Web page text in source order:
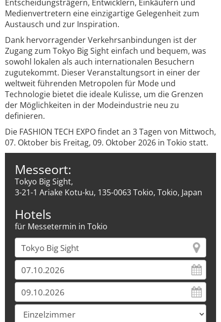
Entscheidungsträgern, Entwicklern, Einkäufern und
Medienvertretern eine einzigartige Gelegenheit zum
Austausch und zur Inspiration.
Dank hervorragender Verkehrsanbindungen ist der
Zugang zum Tokyo Big Sight einfach und bequem, was
sowohl lokalen als auch internationalen Besuchern
zugutekommt. Dieser Veranstaltungsort in einer der
weltweit führenden Metropolen für Mode und
Technologie bietet die ideale Kulisse, um die Grenzen
der Möglichkeiten in der Modeindustrie neu zu
definieren.
Die FASHION TECH EXPO findet an 3 Tagen von Mittwoch,
07. Oktober bis Freitag, 09. Oktober 2026 in Tokio statt.
Messeort:
Tokyo Big Sight,
3-21-1 Ariake Kotu-ku, 135-0063 Tokio, Tokio, Japan
Hotels
für Messetermin in Tokio